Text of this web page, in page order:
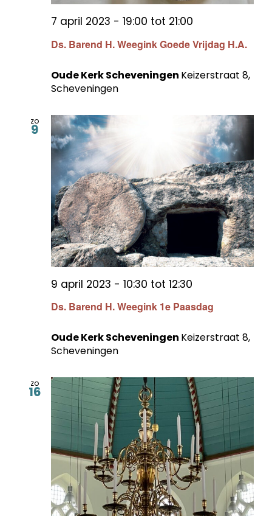
Ds. Barend H. Weegink Goede Vrijdag H.A.
7 april 2023 - 19:00 tot 21:00
Oude Kerk Scheveningen Keizerstraat 8,
Scheveningen
zo
9
Ds. Barend H. Weegink 1e Paasdag
9 april 2023 - 10:30 tot 12:30
Oude Kerk Scheveningen Keizerstraat 8,
Scheveningen
zo
16